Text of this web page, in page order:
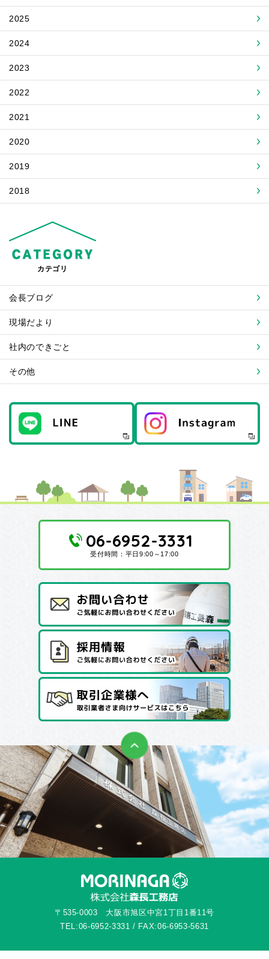
2025
2024
2023
2022
2021
2020
2019
2018
カテゴリ
会長ブログ
現場だより
社内のできごと
その他
06-6952-3331
受付時間：平日9:00～17:00
〒535-0003 大阪市旭区中宮1丁目1番11号
TEL:06-6952-3331 / FAX:06-6953-5631